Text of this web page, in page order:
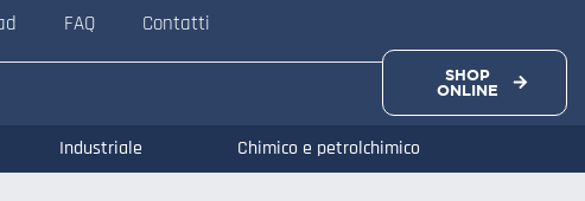
FAQ Contatti
SHOP
ONLINE
Industriale Chimico e petrolchimico